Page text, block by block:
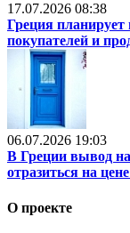
17.07.2026 08:38
Греция
покупателей и
06.07.2026 19:03
В Греции вывод
отразиться на
О проекте